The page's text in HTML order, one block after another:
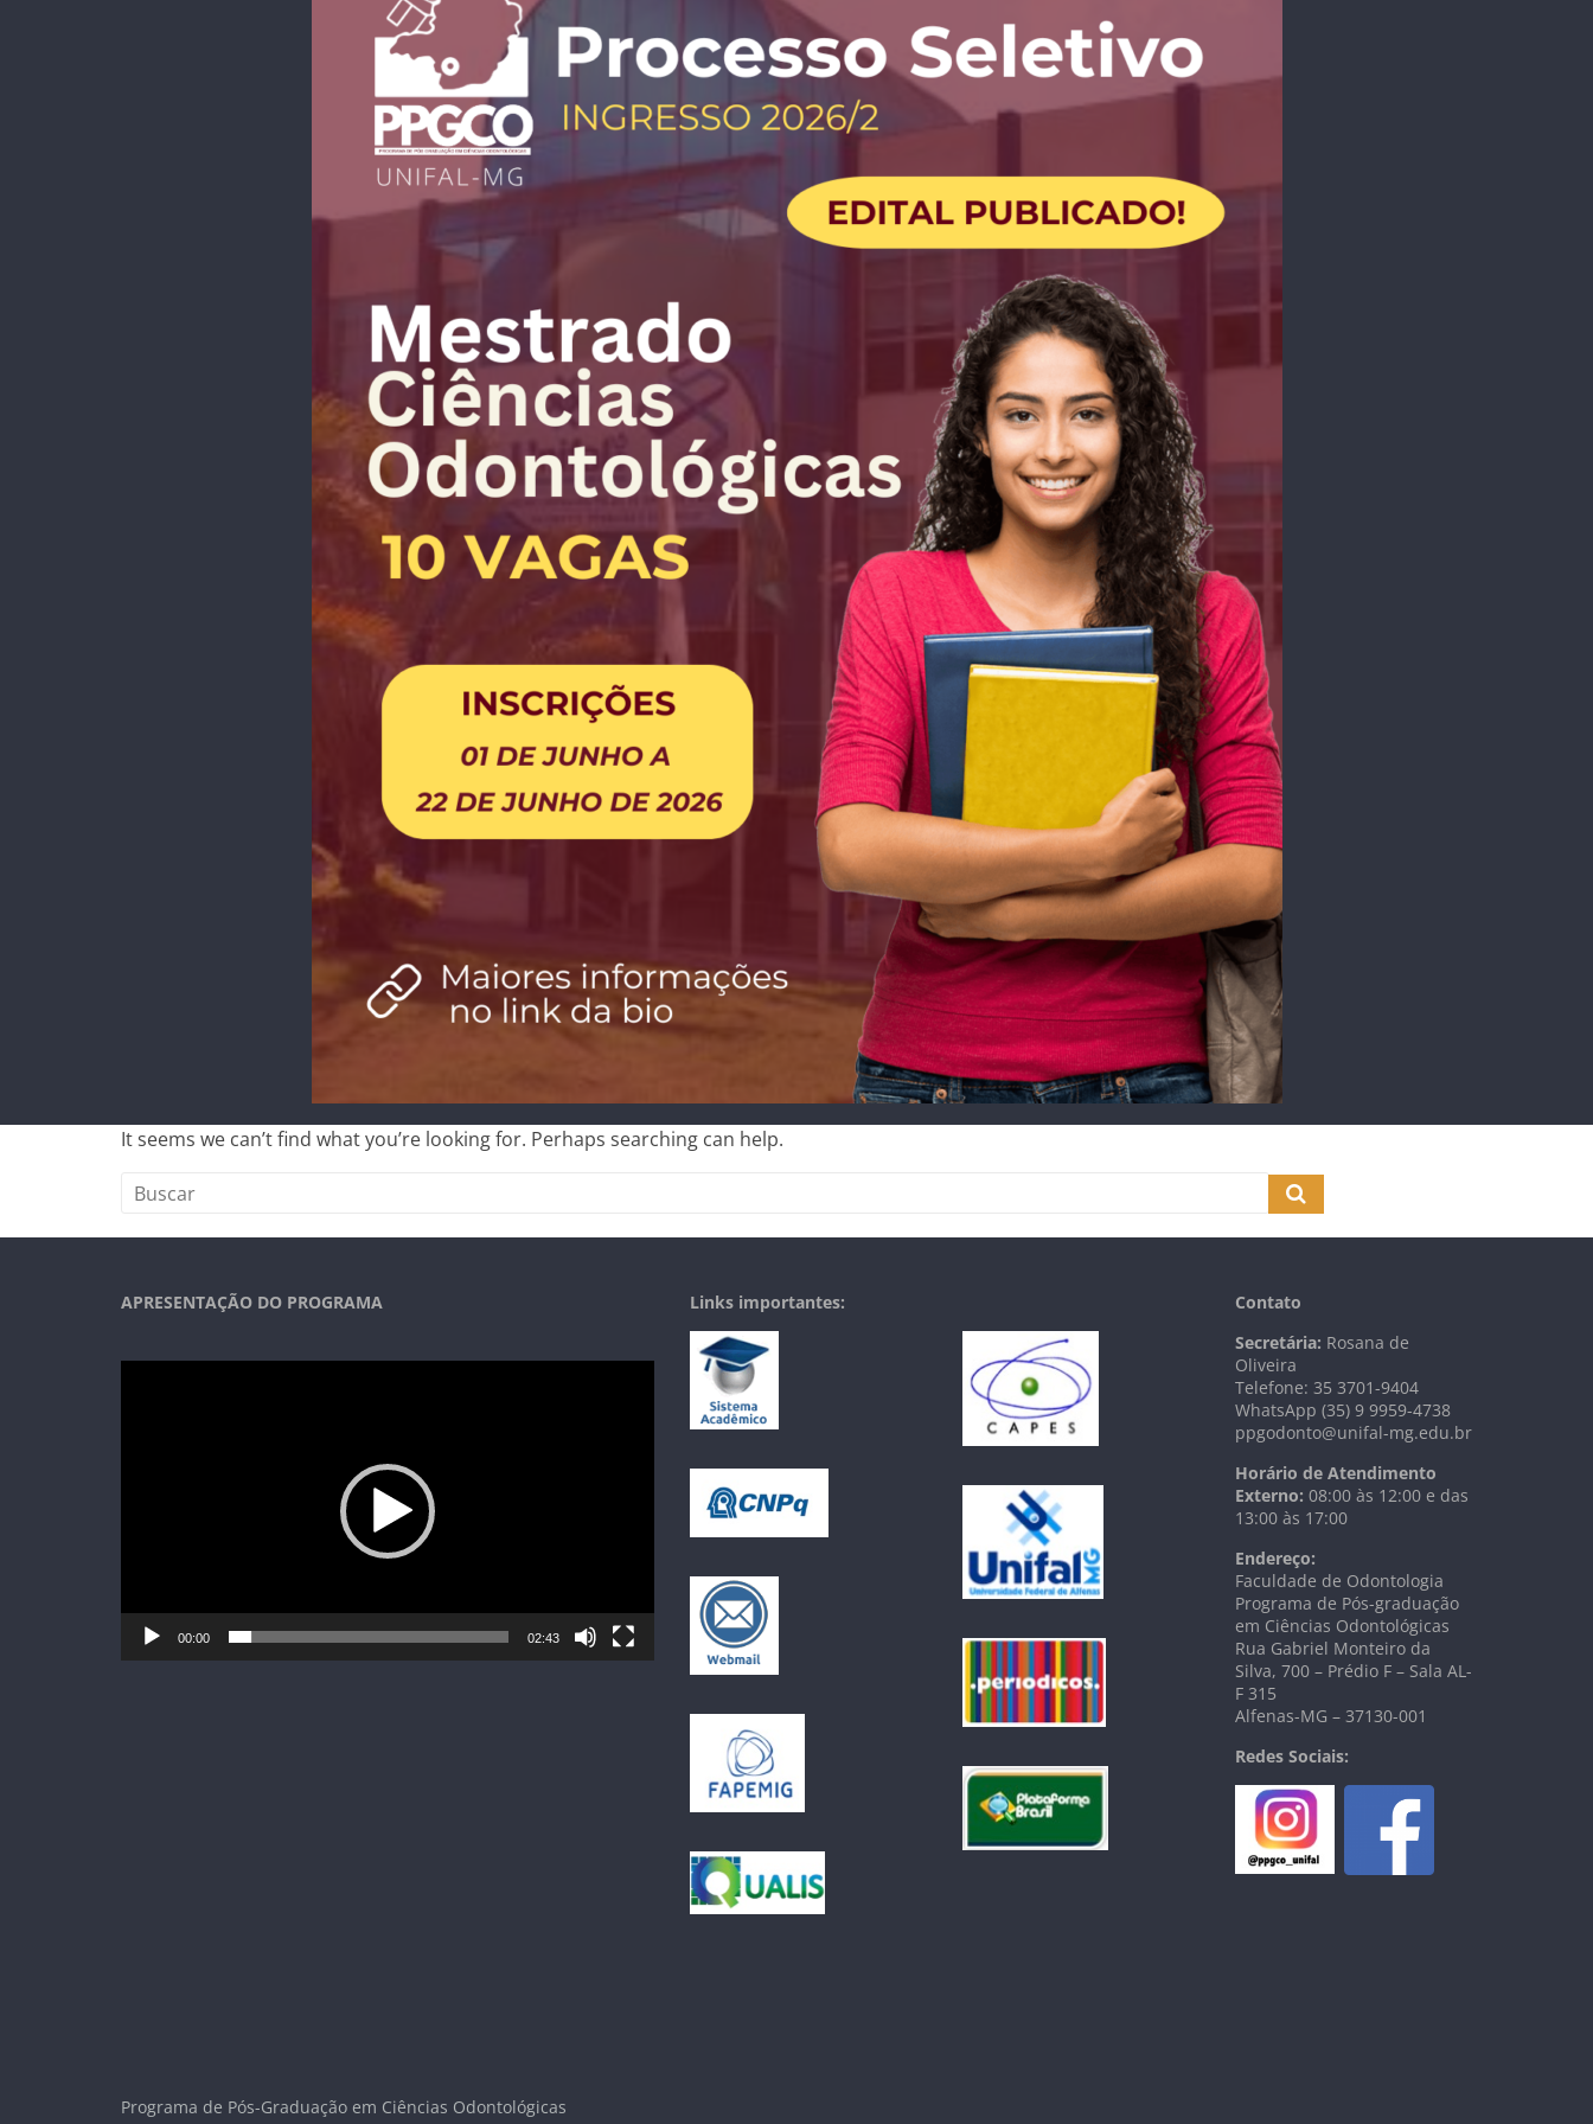
It seems we can’t find what you’re looking for. Perhaps searching can help.
APRESENTAÇÃO DO PROGRAMA
00:00 02:43
Links importantes:
Contato
Secretária: Rosana de
Oliveira
Telefone: 35 3701-9404
WhatsApp (35) 9 9959-4738
ppgodonto@unifal-mg.edu.br
Horário de Atendimento
Externo: 08:00 às 12:00 e das
13:00 às 17:00
Endereço:
Faculdade de Odontologia
Programa de Pós-graduação
em Ciências Odontológicas
Rua Gabriel Monteiro da
Silva, 700 – Prédio F – Sala AL-
F 315
Alfenas-MG – 37130-001
Redes Sociais:
Programa de Pós-Graduação em Ciências Odontológicas